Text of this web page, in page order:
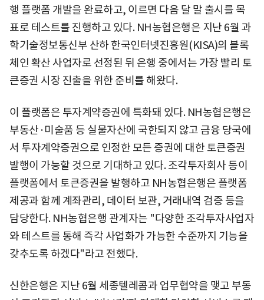
행 플랫폼 개발을 완료하고, 이르면 다음 달 말 출시를 목
표로 테스트를 진행하고 있다. NH농협은행은 지난 6월 과
학기술정보통신부 산하 한국인터넷진흥원(KISA)의 블록
체인 확산 사업자로 선정된 뒤 은행 중에서는 가장 빨리 토
큰증권 시장 진출을 위한 준비를 해왔다.
이 플랫폼은 투자계약증권에 특화돼 있다. NH농협은행은
부동산·미술품 등 실물자산에 국한되지 않고 금융 당국에
서 투자계약증권으로 인정한 모든 증권에 대한 토큰증권
발행이 가능할 것으로 기대하고 있다. 조각투자회사 등이
플랫폼에서 토큰증권을 발행하고 NH농협은행은 플랫폼
제공과 함께 계좌관리, 데이터 보관, 거래내역 검증 등을
담당한다. NH농협은행 관계자는 "다양한 조각투자사업자
와 테스트를 통해 즉각 사업화가 가능한 수준까지 기능을
갖추도록 하겠다"라고 전했다.
신한은행은 지난 6월 세종텔레콤과 업무협약을 맺고 부동